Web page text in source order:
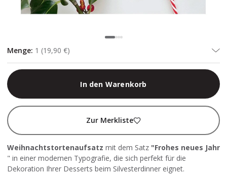
Menge: 1 (19,90 €)
In den Warenkorb
Zur Merkliste
Weihnachtstortenaufsatz mit dem Satz "Frohes neues Jahr
" in einer modernen Typografie, die sich perfekt für die
Dekoration Ihrer Desserts beim Silvesterdinner eignet.